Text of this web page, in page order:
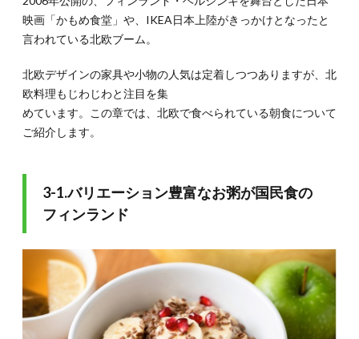
映画「かもめ食堂」や、IKEA日本上陸がきっかけとなったと
言われている北欧ブーム。
北欧デザインの家具や小物の人気は定着しつつありますが、北
欧料理もじわじわと注目を集
めています。この章では、北欧で食べられている朝食について
ご紹介します。
3-1.バリエーション豊富なお粥が国民食の
フィンランド